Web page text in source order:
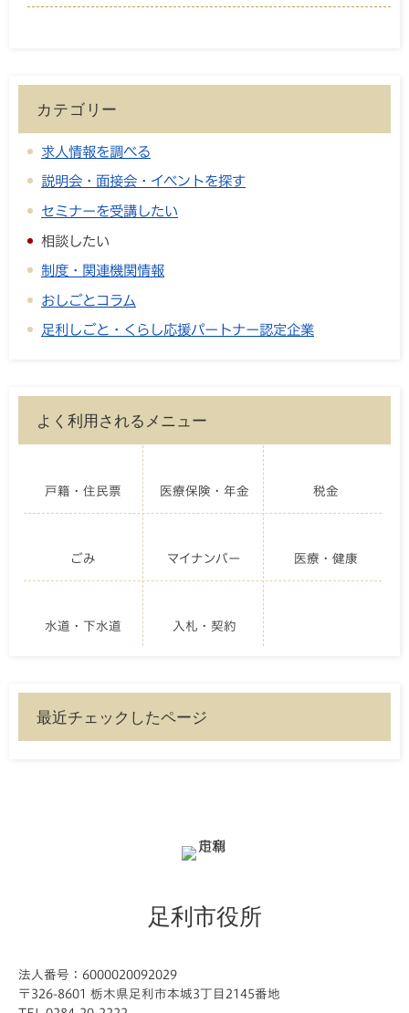
カテゴリー
求人情報を調べる
説明会・面接会・イベントを探す
セミナーを受講したい
相談したい
制度・関連機関情報
おしごとコラム
足利しごと・くらし応援パートナー認定企業
よく利用されるメニュー
戸籍・住民票 医療保険・年金 税金
ごみ マイナンバー 医療・健康
水道・下水道 入札・契約
最近チェックしたページ
足利市役所
法人番号：6000020092029
〒326-8601 栃木県足利市本城3丁目2145番地